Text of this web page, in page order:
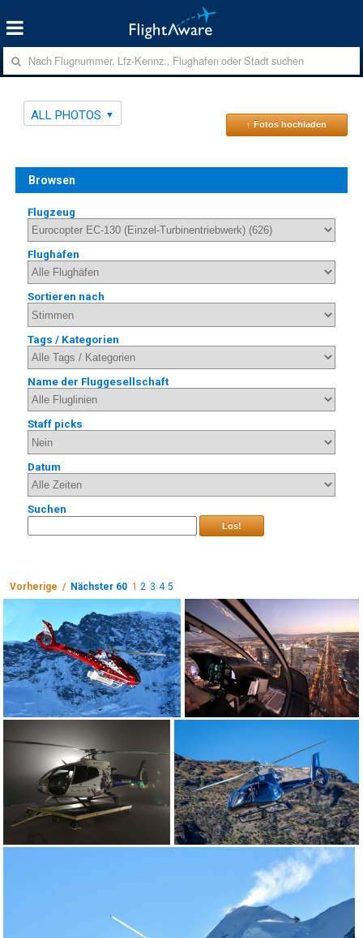
ALL PHOTOS
↑ Fotos hochladen
Browsen
Flugzeug
Flughafen
Sortieren nach
Tags / Kategorien
Name der Fluggesellschaft
Staff picks
Datum
Suchen
Los!
Vorherige / Nächster 60 1 2 3 4 5